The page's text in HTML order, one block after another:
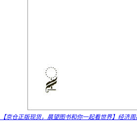
【京仓正版现货，晨望图书和你一起看世界】经济